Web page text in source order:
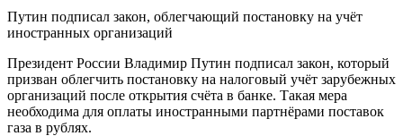
Путин подписал закон, облегчающий постановку на учёт
иностранных организаций
Президент России Владимир Путин подписал закон, который
призван облегчить постановку на налоговый учёт зарубежных
организаций после открытия счёта в банке. Такая мера
необходима для оплаты иностранными партнёрами поставок
газа в рублях.